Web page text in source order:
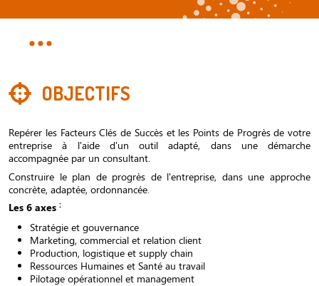
OBJECTIFS
Repérer les Facteurs Clés de Succès et les Points de Progrès de votre
entreprise à l'aide d'un outil adapté, dans une démarche
accompagnée par un consultant.
Construire le plan de progrès de l'entreprise, dans une approche
concrète, adaptée, ordonnancée.
Les 6 axes :
Stratégie et gouvernance
Marketing, commercial et relation client
Production, logistique et supply chain
Ressources Humaines et Santé au travail
Pilotage opérationnel et management